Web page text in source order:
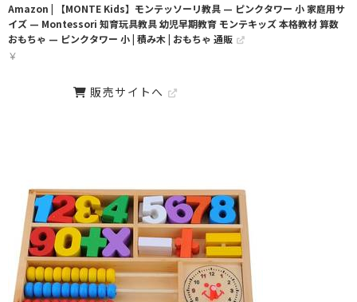
Amazon | 【MONTE Kids】モンテッソーリ教具 — ピンクタワー 小 家庭用サ
イズ — Montessori 知育玩具教具 幼児早期教育 モンテキッズ 本格教材 算数
おもちゃ — ピンクタワー 小 | 積み木 | おもちゃ 通販
￥
販売サイトへ